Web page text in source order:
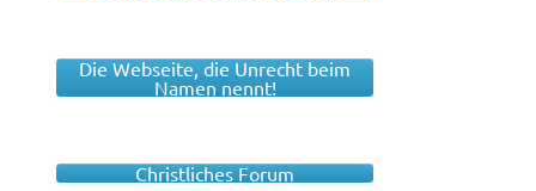
Die Webseite, die Unrecht beim
Namen nennt!
Christliches Forum